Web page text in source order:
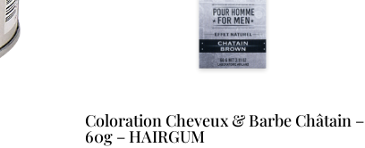
Coloration Cheveux & Barbe Châtain –
60g – HAIRGUM